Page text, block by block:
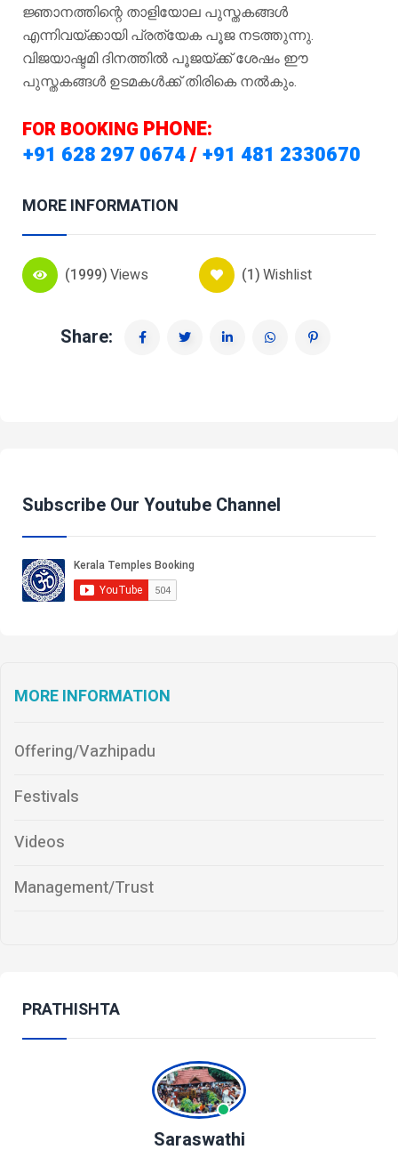
ജ്ഞാനത്തിന്റെ താളിയോല പുസ്തകങ്ങൾ
എന്നിവയ്ക്കായി പ്രത്യേക പൂജ നടത്തുന്നു.
വിജയാഷ്ടമി ദിനത്തിൽ പൂജയ്ക്ക് ശേഷം ഈ
പുസ്തകങ്ങൾ ഉടമകൾക്ക് തിരികെ നൽകും.
FOR BOOKING PHONE:
+91 628 297 0674/+91 481 2330670
MORE INFORMATION
(1999)Views (1)Wishlist
Share:
Subscribe Our Youtube Channel
MORE INFORMATION
Offering/Vazhipadu
Festivals
Videos
Management/Trust
PRATHISHTA
Saraswathi